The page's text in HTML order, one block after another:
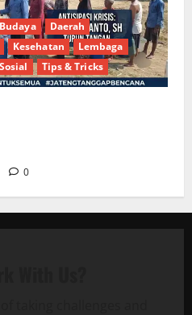
Budaya
Daerah
Kesehatan
Lembaga
Sosial Tips & Tricks
0